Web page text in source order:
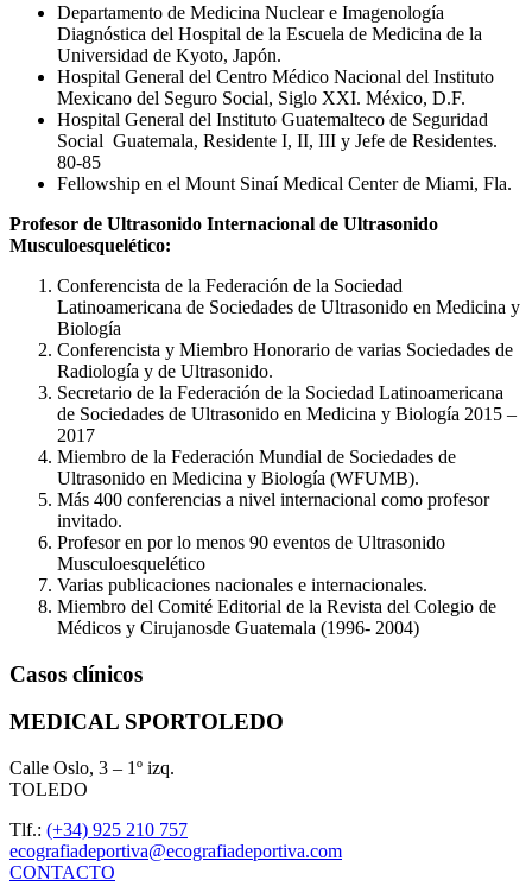
Departamento de Medicina Nuclear e Imagenología
Diagnóstica del Hospital de la Escuela de Medicina de la
Universidad de Kyoto, Japón.
Hospital General del Centro Médico Nacional del Instituto
Mexicano del Seguro Social, Siglo XXI. México, D.F.
Hospital General del Instituto Guatemalteco de Seguridad
Social Guatemala, Residente I, II, III y Jefe de Residentes.
80-85
Fellowship en el Mount Sinaí Medical Center de Miami, Fla.
Profesor de Ultrasonido Internacional de Ultrasonido
Musculoesquelético:
Conferencista de la Federación de la Sociedad
Latinoamericana de Sociedades de Ultrasonido en Medicina y
Biología
Conferencista y Miembro Honorario de varias Sociedades de
Radiología y de Ultrasonido.
Secretario de la Federación de la Sociedad Latinoamericana
de Sociedades de Ultrasonido en Medicina y Biología 2015 –
2017
Miembro de la Federación Mundial de Sociedades de
Ultrasonido en Medicina y Biología (WFUMB).
Más 400 conferencias a nivel internacional como profesor
invitado.
Profesor en por lo menos 90 eventos de Ultrasonido
Musculoesquelético
Varias publicaciones nacionales e internacionales.
Miembro del Comité Editorial de la Revista del Colegio de
Médicos y Cirujanosde Guatemala (1996- 2004)
Casos clínicos
MEDICAL SPORTOLEDO
Calle Oslo, 3 – 1º izq.
TOLEDO
Tlf.: (+34) 925 210 757
ecografiadeportiva@ecografiadeportiva.com
CONTACTO